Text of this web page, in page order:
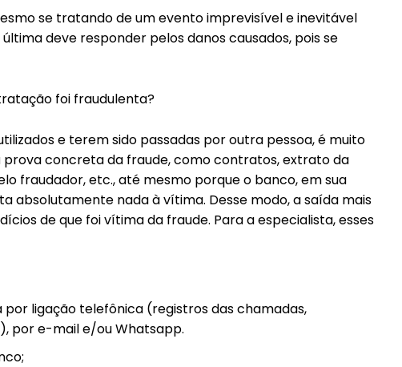
se tratando de um evento imprevisível e inevitável
deve responder pelos danos causados, pois se
foi fraudulenta?
e terem sido passadas por outra pessoa, é muito
concreta da fraude, como contratos, extrato da
fraudador, etc., até mesmo porque o banco, em sua
absolutamente nada à vítima. Desse modo, a saída mais
de que foi vítima da fraude. Para a especialista, esses
ligação telefônica (registros das chamadas,
por e-mail e/ou Whatsapp.